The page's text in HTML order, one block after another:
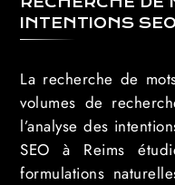
INTENTIONS
La recherche de
volumes de
l’analyse des
SEO à Reims
formulations